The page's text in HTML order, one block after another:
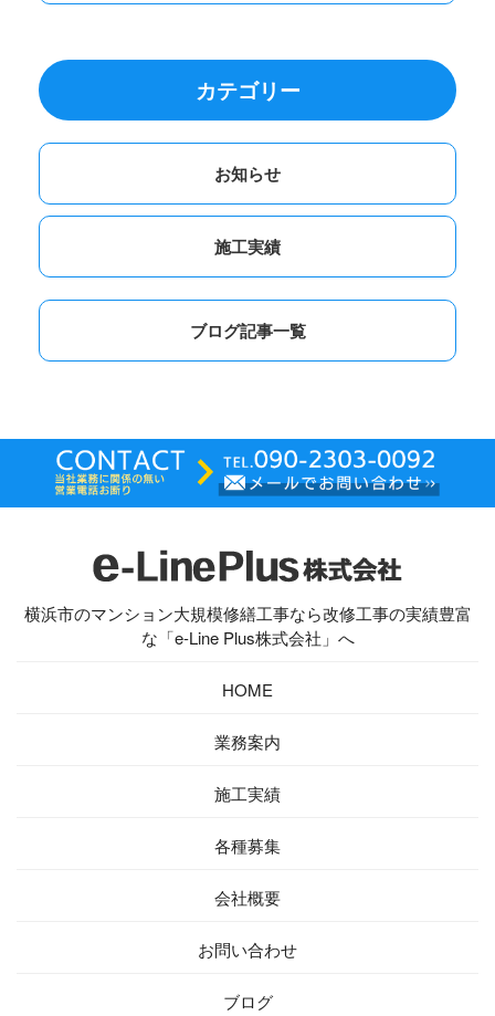
カテゴリー
お知らせ
施工実績
ブログ記事一覧
横浜市のマンション大規模修繕工事なら改修工事の実績豊富
な「e-Line Plus株式会社」へ
HOME
業務案内
施工実績
各種募集
会社概要
お問い合わせ
ブログ